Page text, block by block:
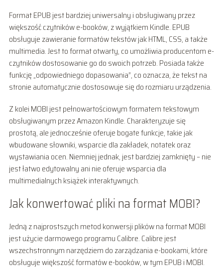
Format EPUB jest bardziej uniwersalny i obsługiwany przez
większość czytników e-booków, z wyjątkiem Kindle. EPUB
obsługuje zawieranie formatów tekstów jak HTML, CSS, a także
multimedia. Jest to format otwarty, co umożliwia producentom e-
czytników dostosowanie go do swoich potrzeb. Posiada także
funkcję „odpowiedniego dopasowania”, co oznacza, że tekst na
stronie automatycznie dostosowuje się do rozmiaru urządzenia.
Z kolei MOBI jest pełnowartościowym formatem tekstowym
obsługiwanym przez Amazon Kindle. Charakteryzuje się
prostotą, ale jednocześnie oferuje bogate funkcje, takie jak
wbudowane słowniki, wsparcie dla zakładek, notatek oraz
wystawiania ocen. Niemniej jednak, jest bardziej zamknięty – nie
jest łatwo edytowalny ani nie oferuje wsparcia dla
multimedialnych książek interaktywnych.
Jak konwertować pliki na format MOBI?
Jedną z najprostszych metod konwersji plików na format MOBI
jest użycie darmowego programu Calibre. Calibre jest
wszechstronnym narzędziem do zarządzania e-bookami, które
obsługuje większość formatów e-booków, w tym EPUB i MOBI.